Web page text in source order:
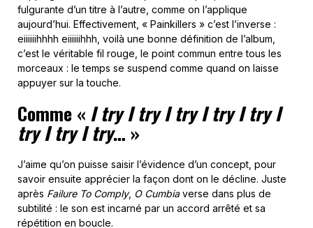
fulgurante d’un titre à l’autre, comme on l’applique
aujourd’hui. Effectivement, « Painkillers » c’est l’inverse :
eiiiiiihhhh eiiiiiihhh, voilà une bonne définition de l’album,
c’est le véritable fil rouge, le point commun entre tous les
morceaux : le temps se suspend comme quand on laisse
appuyer sur la touche.
Comme « I try I try I try I try I try I
try I try I try… »
J’aime qu’on puisse saisir l’évidence d’un concept, pour
savoir ensuite apprécier la façon dont on le décline. Juste
après Failure To Comply, O Cumbiaverse dans plus de
subtilité : le son est incarné par un accord arrêté et sa
répétition en boucle.